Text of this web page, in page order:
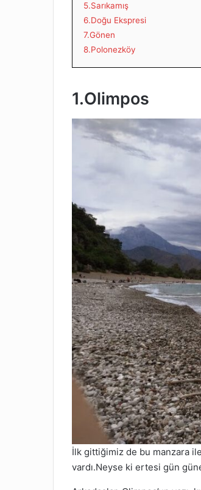
5.Sarıkamış
6.Doğu Ekspresi
7.Gönen
8.Polonezköy
1.Olimpos
İlk gittiğimiz de bu manzara
vardı.Neyse ki ertesi gün